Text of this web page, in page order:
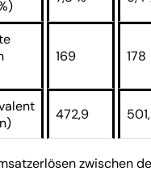
169 178
472,9
zwischen